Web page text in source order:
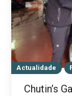
Actualidade
Chutin’s